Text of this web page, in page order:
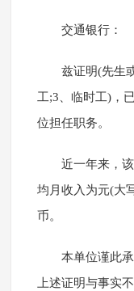
交通银行：
兹证明(先生
工;3、临时工)，
位担任职务。
近一年来，
均月收入为元(大
币。
本单位谨此
上述证明与事实